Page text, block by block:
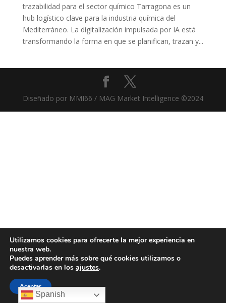
trazabilidad para el sector químico Tarragona es un
hub logístico clave para la industria química del
Mediterráneo. La digitalización impulsada por IA está
transformando la forma en que se planifican, trazan y...
Diseñado por MMI66 / MAG Market Intelligence ©2024
Spanish
Utilizamos cookies para ofrecerte la mejor experiencia en
nuestra web.
Puedes aprender más sobre qué cookies utilizamos o
desactivarlas en los ajustes.
Aceptar